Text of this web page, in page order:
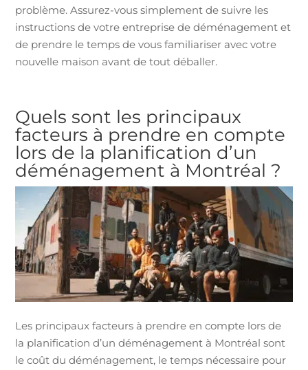
problème. Assurez-vous simplement de suivre les
instructions de votre entreprise de déménagement et
de prendre le temps de vous familiariser avec votre
nouvelle maison avant de tout déballer.
Quels sont les principaux
facteurs à prendre en compte
lors de la planification d’un
déménagement à Montréal ?
Les principaux facteurs à prendre en compte lors de
la planification d’un déménagement à Montréal sont
le coût du déménagement, le temps nécessaire pour